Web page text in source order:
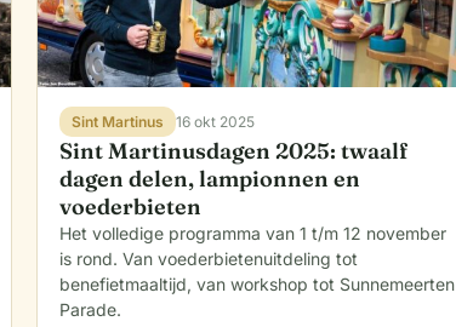
Sint Martinus 16 okt 2025
Sint Martinusdagen 2025: twaalf
dagen delen, lampionnen en
voederbieten
Het volledige programma van 1 t/m 12 november
is rond. Van voederbietenuitdeling tot
benefietmaaltijd, van workshop tot Sunnemeerten
Parade.